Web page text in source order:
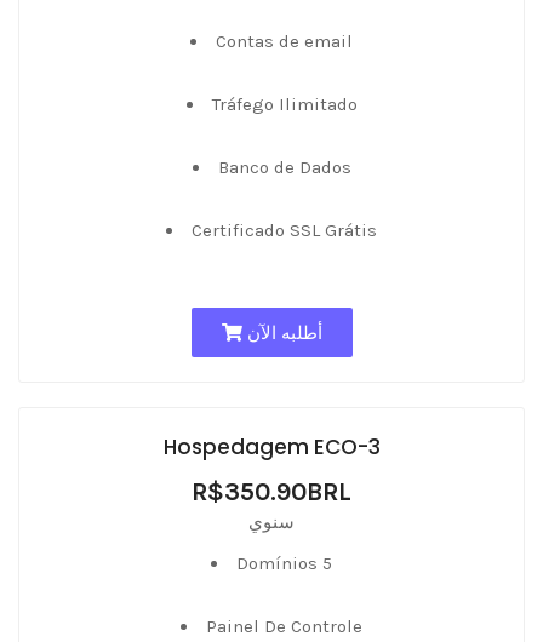
Contas de email
Tráfego Ilimitado
Banco de Dados
Certificado SSL Grátis
أطلبه الآن
Hospedagem ECO-3
R$350.90BRL
سنوي
Domínios 5
Painel De Controle